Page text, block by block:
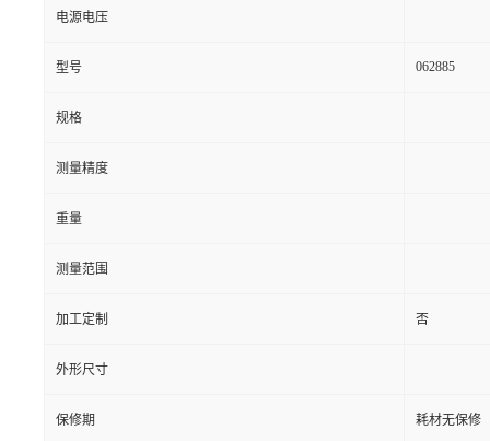
电源电压
型号 062885
规格
测量精度
重量
测量范围
加工定制 否
外形尺寸
保修期 耗材无保修